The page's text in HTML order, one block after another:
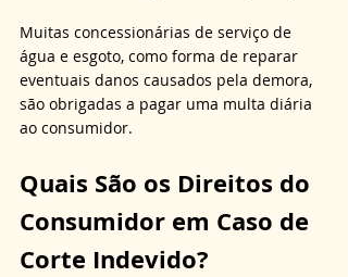
Muitas concessionárias de serviço de
água e esgoto, como forma de reparar
eventuais danos causados pela demora,
são obrigadas a pagar uma multa diária
ao consumidor.
Quais São os Direitos do
Consumidor em Caso de
Corte Indevido?